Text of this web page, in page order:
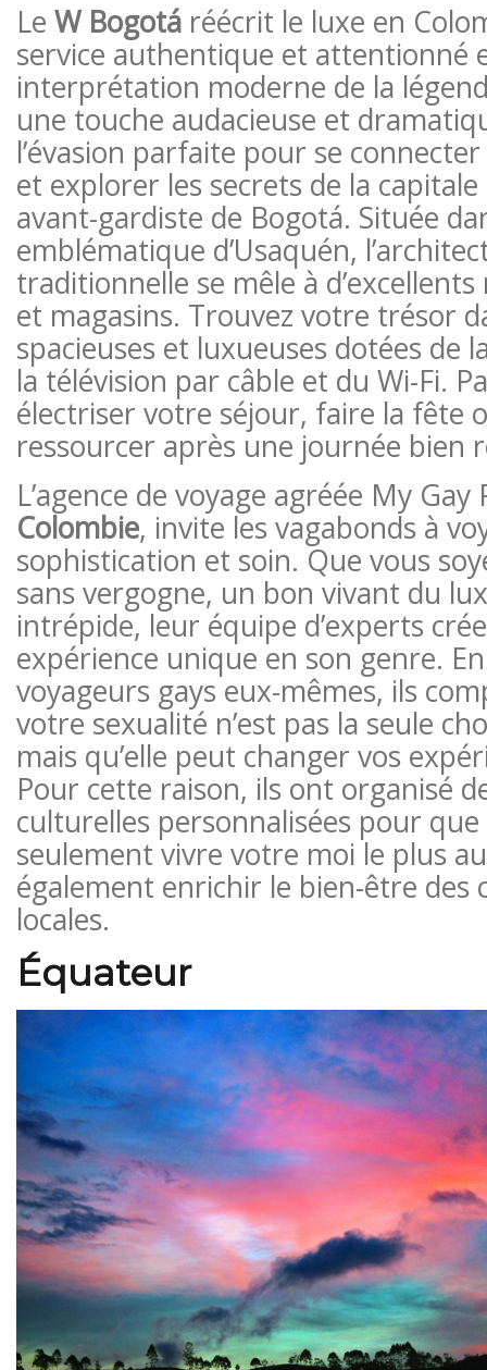
Le W Bogotáréécrit le luxe en
service authentique et attentionné
interprétation moderne de la
une touche audacieuse et
l’évasion parfaite pour se
et explorer les secrets de la
avant-gardiste de Bogotá. Située
emblématique d’Usaquén,
traditionnelle se mêle à
et magasins. Trouvez votre trésor
spacieuses et luxueuses dotées de
la télévision par câble et du Wi-Fi.
électriser votre séjour, faire la fête
ressourcer après une journée bien
L’agence de voyage agréée My
Colombie, invite les vagabonds à
sophistication et soin. Que vous
sans vergogne, un bon vivant du
intrépide, leur équipe d’experts
expérience unique en son genre.
voyageurs gays eux-mêmes, ils
votre sexualité n’est pas la seule
mais qu’elle peut changer vos
Pour cette raison, ils ont organisé
culturelles personnalisées pour
seulement vivre votre moi le plus
également enrichir le bien-être des
locales.
Équateur